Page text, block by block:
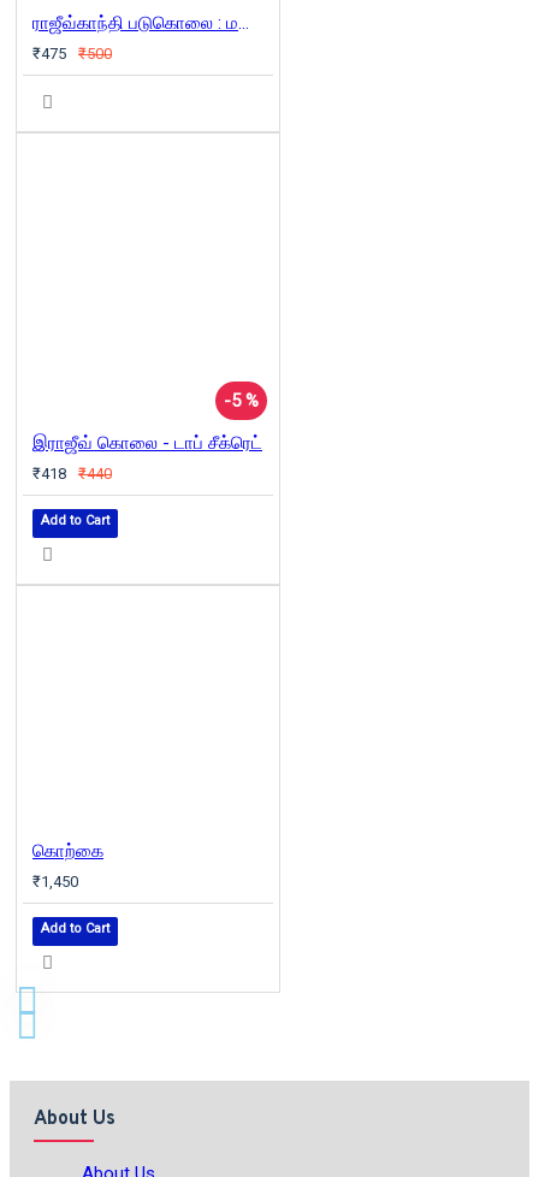
ராஜீவ்காந்தி படுகொலை : மறைக்கப்பட்ட உண்மைகளும் பிரியங்கா நளினி சந்திப்பும்
₹475 ₹500
-5 %
இராஜீவ் கொலை - டாப் சீக்ரெட்
₹418 ₹440
Add to Cart
கொற்கை
₹1,450
Add to Cart
About Us